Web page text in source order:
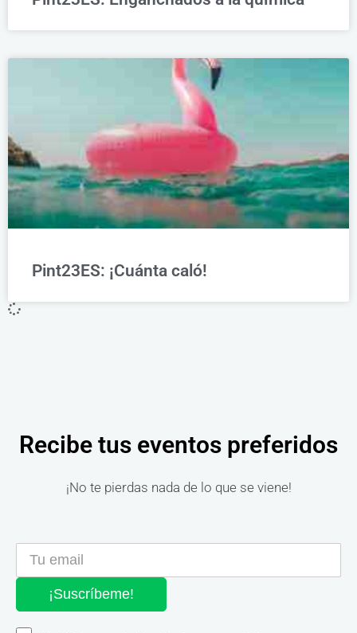
Pint23ES: ¡Cuánta caló!
Recibe tus eventos preferidos
¡No te pierdas nada de lo que se viene!
¡Suscríbeme!